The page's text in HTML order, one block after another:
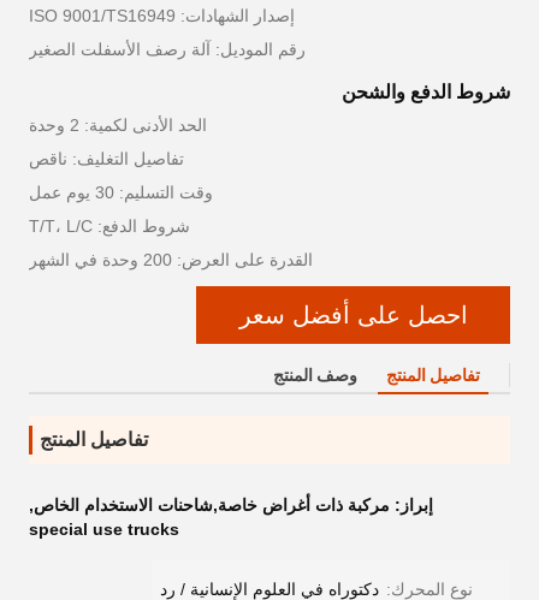
إصدار الشهادات: ISO 9001/TS16949
رقم الموديل: آلة رصف الأسفلت الصغير
شروط الدفع والشحن
الحد الأدنى لكمية: 2 وحدة
تفاصيل التغليف: ناقص
وقت التسليم: 30 يوم عمل
شروط الدفع: T/T، L/C
القدرة على العرض: 200 وحدة في الشهر
احصل على أفضل سعر
تفاصيل المنتج وصف المنتج
تفاصيل المنتج
إبراز: مركبة ذات أغراض خاصة,شاحنات الاستخدام الخاص,
special use trucks
نوع المحرك: دكتوراه في العلوم الإنسانية / رد